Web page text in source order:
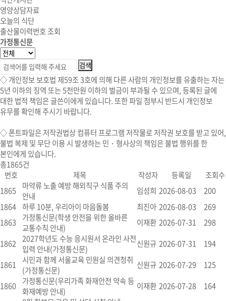
영양상담자료
오늘의 식단
출산물이력번호 조회
가정통신문
◇ 개인정보 보호법 제59조 3호에 의해 다른 사람의 개인정보를 유출하는 자는
5년 이하의 징역 또는 5천만원 이하의 벌금이 부과될 수 있으며, 등록된 글에
대한 법적 책임은 글쓴이에게 있습니다. 또한 파일 첨부시 반드시 개인정보
유무를 확인해 주시기 바랍니다.
◇폰트파일은 저작권법상 컴퓨터 프로그램 저작물로 저작권 보호를 받고 있어,
불법 복제 및 무단 이용 시 발생하는 민・형사상의 책임은 불법 행위를 한
본인에게 있습니다.
총1865건
번호
제목 작성자 등록일
조회수
1865 마약류 노출 예방 해외직구 식품 주의
안내
임성희 2026-08-03
200
1864 하루 10분, 우리아이 마음돌봄 최진아 2026-08-03
269
1863
가정통신문(학생 안전을 위한 올바른
교통수칙 안내)
이재환 2026-07-31
298
1862 2027학년도 수능 응시원서 온라인 사전
입력 안내(가정통신문)
신원규 2026-07-31
194
1861
시민과 함께 서울교육 민원실 의견청취
(가정통신문)
신원규 2026-07-29
125
1860 가정통신문(우리가족 화재안전 약속 등
화재예방 안내)
이재환 2026-07-28
164